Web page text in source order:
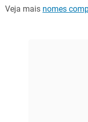
Veja mais nomes